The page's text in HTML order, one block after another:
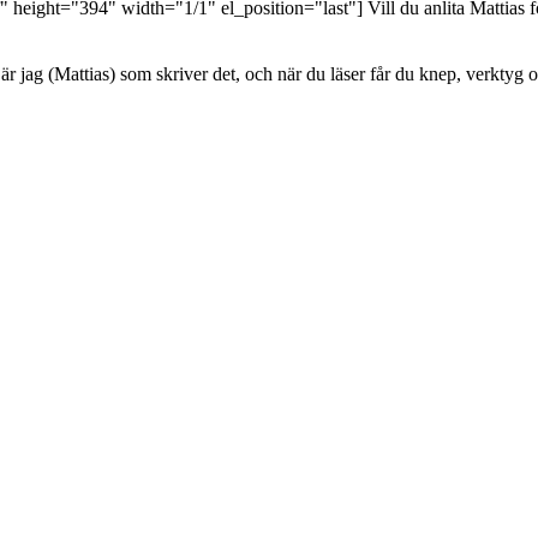
width="1/1" el_position="last"] Vill du anlita Mattias
jag (Mattias) som skriver det, och när du läser får du knep,